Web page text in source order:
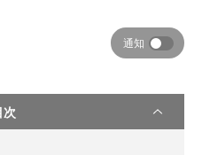
通知
次